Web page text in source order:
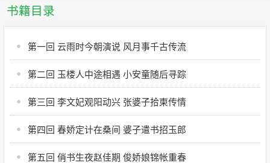
书籍目录
第一回 云雨时今朝演说 风月事千古传流
第二回 玉楼人中途相遇 小安童随后寻踪
第三回 李文妃观阳动兴 张婆子拾柬传情
第四回 春娇定计在桑间 婆子遣书招玉郎
第五回 俏书生夜赵佳期 俊娇娘锦帐重春